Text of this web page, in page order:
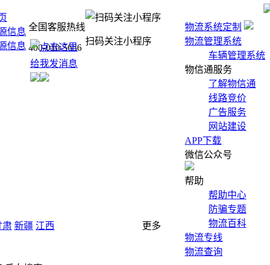
物流系统定制
物流管理系统
车辆管理系统
物信通服务
了解物信通
线路竞价
广告服务
网站建设
APP下载
微信公众号
帮助
帮助中心
防骗专题
物流百科
物流专线
物流查询
全国客服热线
400-010-5656
扫码关注小程序
信息
信息
肃 新疆 江西
更多